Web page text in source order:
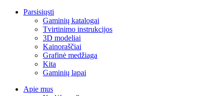
Parsisiųsti
Gaminių katalogai
Tvirtinimo instrukcijos
3D modeliai
Kainoraščiai
Grafinė medžiaga
Kita
Gaminių lapai
Apie mus